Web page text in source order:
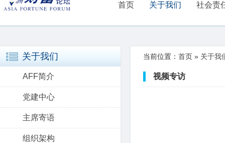
首页 关于我们 社会责
关于我们
AFF简介
党建中心
主席寄语
组织架构
当前位置： 首页 » 关于我
视频专访